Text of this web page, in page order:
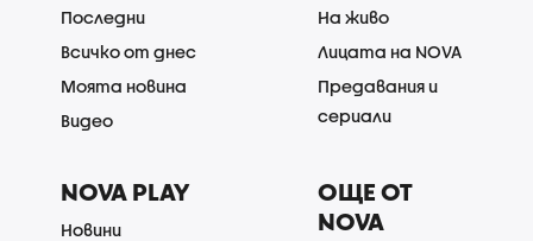
Последни
Всичко от днес
Моята новина
Видео
На живо
Лицата на NOVA
Предавания и
сериали
NOVA PLAY
Новини
ОЩЕ ОТ
NOVA